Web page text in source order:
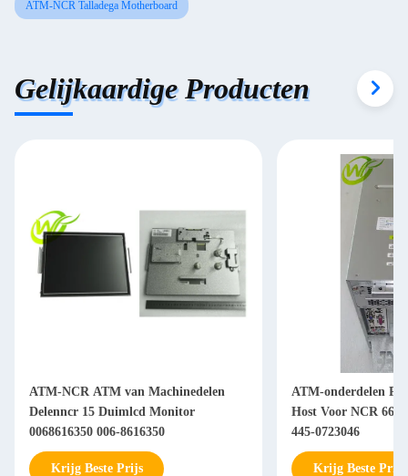
ATM-NCR Talladega Motherboard
Gelijkaardige Producten
ATM-NCR ATM van Machinedelen
Delenncr 15 Duimlcd Monitor
0068616350 006-8616350
Krijg Beste Prijs
ATM-onderdelen
Host Voor NCR
445-0723046
Krijg Beste Prijs